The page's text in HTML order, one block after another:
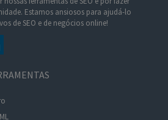
Estamos ansiosos para ajudá-lo
de SEO e de negócios online!